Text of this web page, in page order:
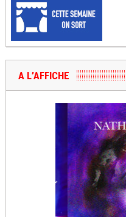
A L’AFFICHE